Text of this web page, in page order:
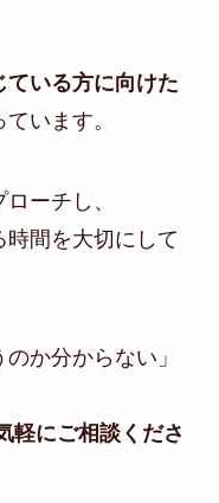
ている方に向けた
います。
ーチし、
間を大切にして
か分からない」
軽にご相談くださ